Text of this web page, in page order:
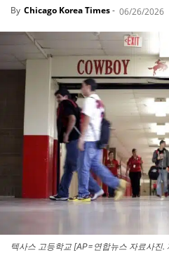
By Chicago Korea Times- 06/26/2026
텍사스 고등학교 [AP=연합뉴스 자료사진.